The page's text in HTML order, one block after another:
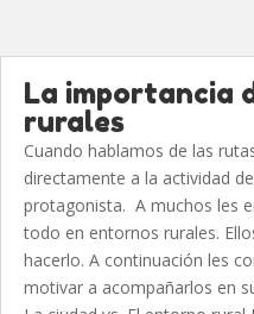
La importancia
rurales
Cuando hablamos de las
directamente a la actividad
protagonista. A muchos les
todo en entornos rurales.
hacerlo. A continuación les
motivar a acompañarlos en